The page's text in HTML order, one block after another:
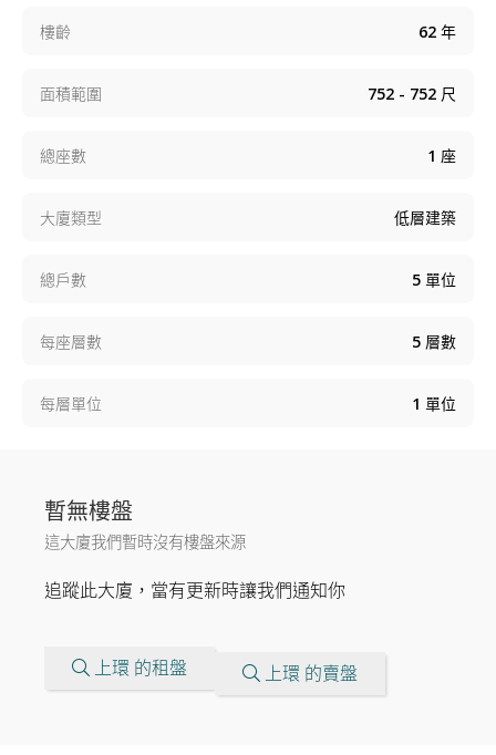
樓齡 62 年
面積範圍 752 - 752 尺
總座數 1 座
大廈類型 低層建築
總戶數 5 單位
每座層數 5 層數
每層單位 1 單位
暫無樓盤
這大廈我們暫時沒有樓盤來源
追蹤此大廈，當有更新時讓我們通知你
上環 的租盤 上環 的賣盤